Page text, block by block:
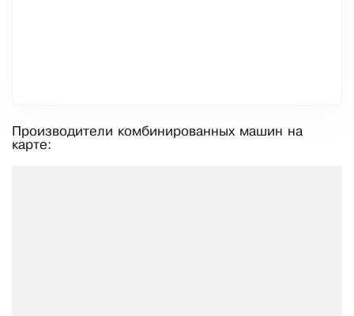
Производители комбинированных машин на
карте: